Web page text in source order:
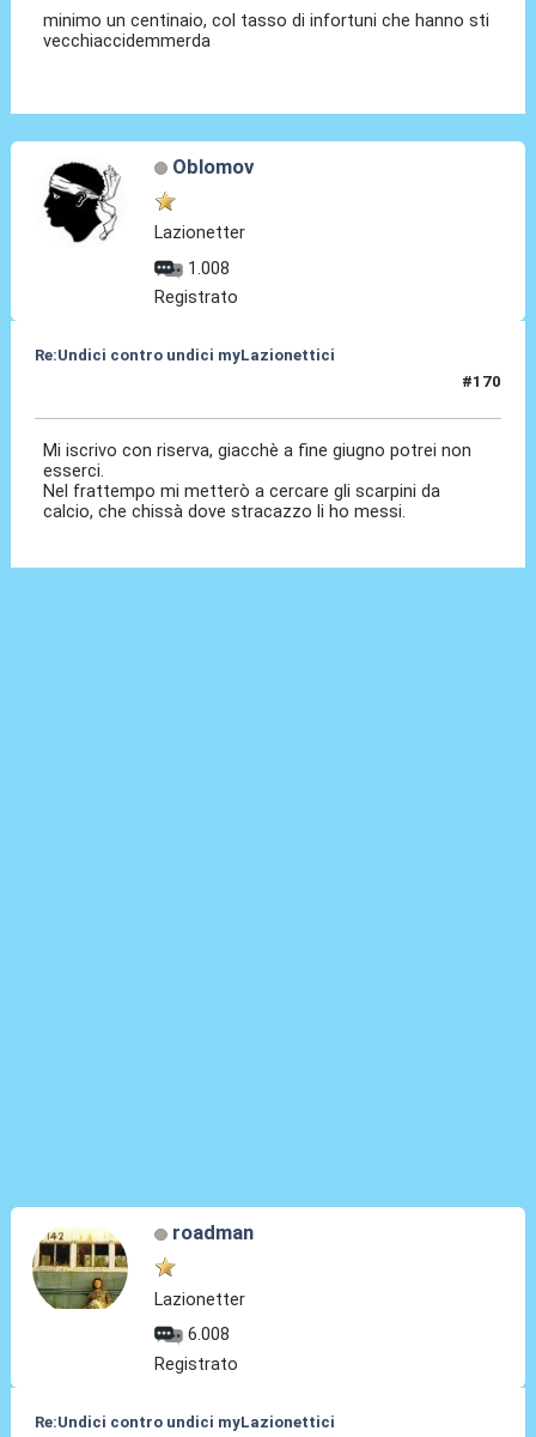
minimo un centinaio, col tasso di infortuni che hanno sti
vecchiaccidemmerda
Oblomov
Lazionetter
1.008
Registrato
Re:Undici contro undici myLazionettici
#170
Mi iscrivo con riserva, giacchè a fine giugno potrei non
esserci.
Nel frattempo mi metterò a cercare gli scarpini da
calcio, che chissà dove stracazzo li ho messi.
roadman
Lazionetter
6.008
Registrato
Re:Undici contro undici myLazionettici